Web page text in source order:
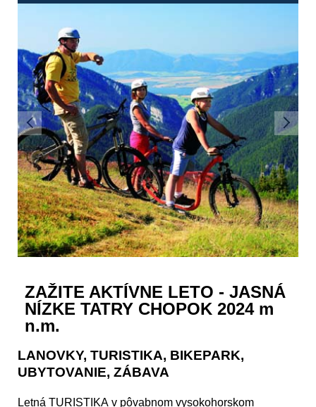
ZAŽITE AKTÍVNE LETO - JASNÁ
NÍZKE TATRY CHOPOK 2024 m
n.m.
LANOVKY, TURISTIKA, BIKEPARK,
UBYTOVANIE, ZÁBAVA
Letná TURISTIKA v pôvabnom vysokohorskom